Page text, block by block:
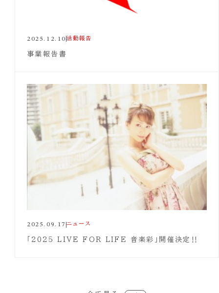
2025.12.10 活動報告
事業報告書
2025.09.17 ニュース
「2025 LIVE FOR LIFE 音楽彩」開催決定‼